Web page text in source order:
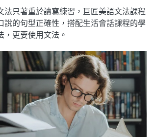
法只著重於讀寫練習，巨匠美語文法課程
說的句型正確性，搭配生活會話課程的學
，更要使用文法。